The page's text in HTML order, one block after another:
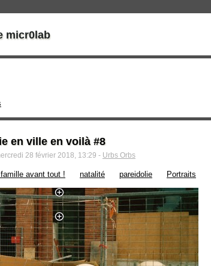
micr0lab
en ville en voilà #8
28 février 2018, 13:29 - Urbs Orbs
avant tout ! natalité pareidolie Portraits